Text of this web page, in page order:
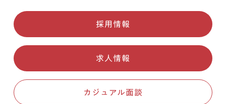
採用情報
求人情報
カジュアル面談